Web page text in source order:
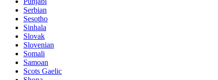
Serbian
Sesotho
Sinhala
Slovak
Slovenian
Somali
Samoan
Scots Gaelic